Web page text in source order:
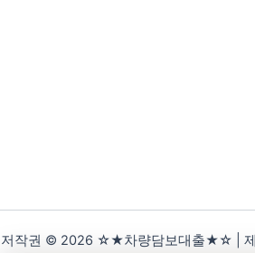
저작권 © 2026 ☆★차량담보대출★☆ |